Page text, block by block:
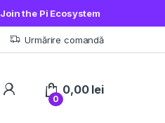
Join the Pi Ecosystem
Urmărire comandă
My Account
0
0,00 lei